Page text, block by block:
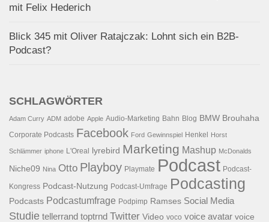
mit Felix Hederich
Blick 345 mit Oliver Ratajczak: Lohnt sich ein B2B-
Podcast?
SCHLAGWÖRTER
Adam Curry ADM adobe Apple Audio-Marketing Bahn Blog BMW Brouhaha
Corporate Podcasts Facebook Ford Gewinnspiel Henkel Horst
Schlämmer iphone L'Oreal lyrebird Marketing Mashup McDonalds
Niche09 Nina Otto Playboy Playmate Podcast Podcast-
Kongress Podcast-Nutzung Podcast-Umfrage Podcasting
Podcasts Podcastumfrage Podpimp Ramses Social Media
Studie tellerrand toptrnd Twitter Video voco voice avatar voice